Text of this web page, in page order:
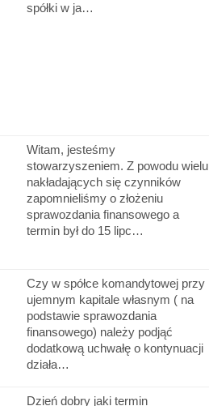
spółki w ja…
Witam, jesteśmy
stowarzyszeniem. Z powodu wielu
nakładających się czynników
zapomnieliśmy o złożeniu
sprawozdania finansowego a
termin był do 15 lipc…
Czy w spółce komandytowej przy
ujemnym kapitale własnym ( na
podstawie sprawozdania
finansowego) należy podjąć
dodatkową uchwałę o kontynuacji
działa…
Dzień dobry jaki termin